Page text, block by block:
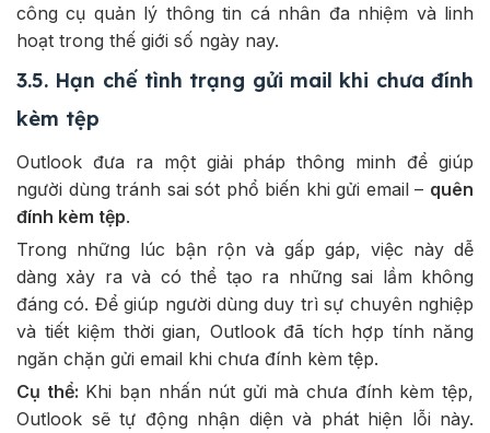
công cụ quản lý thông tin cá nhân đa nhiệm và linh
hoạt trong thế giới số ngày nay.
3.5. Hạn chế tình trạng gửi mail khi chưa đính
kèm tệp
Outlook đưa ra một giải pháp thông minh để giúp
người dùng tránh sai sót phổ biến khi gửi email – quên
đính kèm tệp.
Trong những lúc bận rộn và gấp gáp, việc này dễ
dàng xảy ra và có thể tạo ra những sai lầm không
đáng có. Để giúp người dùng duy trì sự chuyên nghiệp
và tiết kiệm thời gian, Outlook đã tích hợp tính năng
ngăn chặn gửi email khi chưa đính kèm tệp.
Cụ thể: Khi bạn nhấn nút gửi mà chưa đính kèm tệp,
Outlook sẽ tự động nhận diện và phát hiện lỗi này.